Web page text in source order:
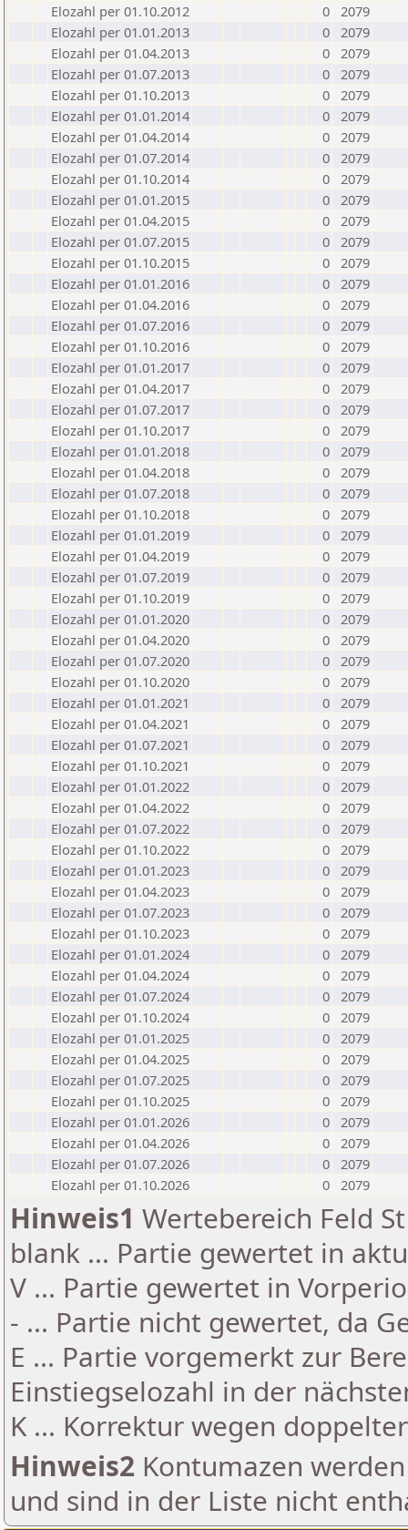
Elozahl per 01.10.2012
0 2079
Elozahl per 01.01.2013
0 2079
Elozahl per 01.04.2013
0 2079
Elozahl per 01.07.2013
0 2079
Elozahl per 01.10.2013
0 2079
Elozahl per 01.01.2014
0 2079
Elozahl per 01.04.2014
0 2079
Elozahl per 01.07.2014
0 2079
Elozahl per 01.10.2014
0 2079
Elozahl per 01.01.2015
0 2079
Elozahl per 01.04.2015
0 2079
Elozahl per 01.07.2015
0 2079
Elozahl per 01.10.2015
0 2079
Elozahl per 01.01.2016
0 2079
Elozahl per 01.04.2016
0 2079
Elozahl per 01.07.2016
0 2079
Elozahl per 01.10.2016
0 2079
Elozahl per 01.01.2017
0 2079
Elozahl per 01.04.2017
0 2079
Elozahl per 01.07.2017
0 2079
Elozahl per 01.10.2017
0 2079
Elozahl per 01.01.2018
0 2079
Elozahl per 01.04.2018
0 2079
Elozahl per 01.07.2018
0 2079
Elozahl per 01.10.2018
0 2079
Elozahl per 01.01.2019
0 2079
Elozahl per 01.04.2019
0 2079
Elozahl per 01.07.2019
0 2079
Elozahl per 01.10.2019
0 2079
Elozahl per 01.01.2020
0 2079
Elozahl per 01.04.2020
0 2079
Elozahl per 01.07.2020
0 2079
Elozahl per 01.10.2020
0 2079
Elozahl per 01.01.2021
0 2079
Elozahl per 01.04.2021
0 2079
Elozahl per 01.07.2021
0 2079
Elozahl per 01.10.2021
0 2079
Elozahl per 01.01.2022
0 2079
Elozahl per 01.04.2022
0 2079
Elozahl per 01.07.2022
0 2079
Elozahl per 01.10.2022
0 2079
Elozahl per 01.01.2023
0 2079
Elozahl per 01.04.2023
0 2079
Elozahl per 01.07.2023
0 2079
Elozahl per 01.10.2023
0 2079
Elozahl per 01.01.2024
0 2079
Elozahl per 01.04.2024
0 2079
Elozahl per 01.07.2024
0 2079
Elozahl per 01.10.2024
0 2079
Elozahl per 01.01.2025
0 2079
Elozahl per 01.04.2025
0 2079
Elozahl per 01.07.2025
0 2079
Elozahl per 01.10.2025
0 2079
Elozahl per 01.01.2026
0 2079
Elozahl per 01.04.2026
0 2079
Elozahl per 01.07.2026
0 2079
Elozahl per 01.10.2026
0 2079
Hinweis1 Wertebereich Feld
blank ... Partie gewertet in
V ... Partie gewertet in
- ... Partie nicht gewertet, da
E ... Partie vorgemerkt zur
Einstiegselozahl in der
K ... Korrektur wegen
Hinweis2 Kontumazen
und sind in der Liste nicht